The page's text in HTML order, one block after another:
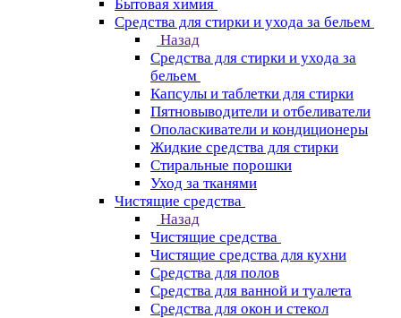
Бытовая химия
Средства для стирки и ухода за бельем
Назад
Средства для стирки и ухода за
бельем
Капсулы и таблетки для стирки
Пятновыводители и отбеливатели
Ополаскиватели и кондиционеры
Жидкие средства для стирки
Стиральные порошки
Уход за тканями
Чистящие средства
Назад
Чистящие средства
Чистящие средства для кухни
Средства для полов
Средства для ванной и туалета
Средства для окон и стекол